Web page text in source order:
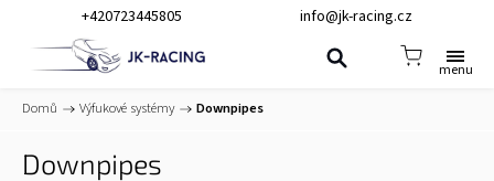
+420723445805 info@jk-racing.cz
Domů / Výfukové systémy / Downpipes
Downpipes